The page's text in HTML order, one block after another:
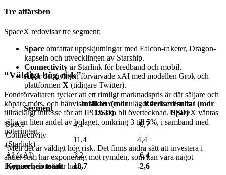
Tre affärsben
SpaceX redovisar tre segment:
Space omfattar uppskjutningar med Falcon-raketer, Dragon-
kapseln och utvecklingen av Starship.
Connectivity är Starlink för bredband och mobil.
AIär det nyligen förvärvade xAI med modellen Grok och
plattformen X (tidigare Twitter).
Segment
Intäkter (mdr
USD)
Rörelseresultat (mdr
USD)
Space
4,1
-0,7
Connectivity
(Starlink)
11,4
4,4
AI (xAI)
3,2
-6,4
Koncernen totalt
18,7 -2,6
“Väldigt hög risk”
Fondförvaltaren tycker att ett rimligt marknadspris är där säljare och
köpare möts, och hänvisar till att det i nuläget verkar finnas
tillräckligt intresse för att IPO:n ska bli övertecknad. SpaceX väntas
sälja en liten andel av bolaget, omkring 3 till 5%, i samband med
noteringen.
“Men det är väldigt hög risk. Det finns andra sätt att investera i
aktier som har exponering mot rymden, som kan vara något
tryggare”, fortsätter han.